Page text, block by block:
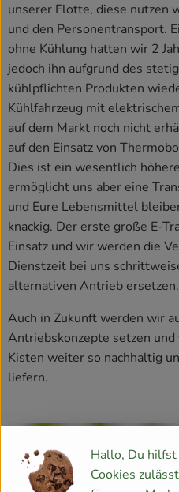
unserer Flotte, diese nutzen
und den Personentransport.
ohne Kühlung hatten wir 2
jedoch ihn aufgrund des
kühlpflichten Produkten
Kühlfahrzeug mit
auf dem Markt noch nicht
auf den Einsatz von
Dies ist ein wesentlich
ermöglicht uns aber eine
und Eure Lebensmittel
knackig. Der erste große E-
Einsatz und wir werden die
Dienstzeit bei uns
alternativen Antrieb ersetzen.
Auch in Zukunft werden wir
Antriebskonzepte setzen und
Kisten weiter so nachhaltig
liefern.
Hallo, Du
Cookies